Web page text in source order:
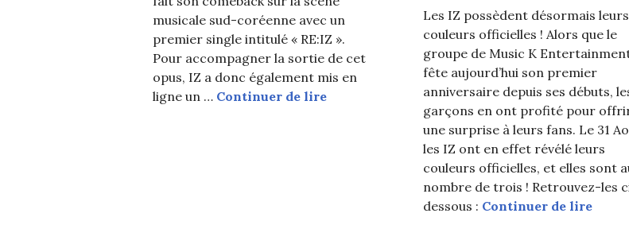
musicale sud-coréenne avec un
premier single intitulé « RE:IZ ».
Pour accompagner la sortie de cet
opus, IZ a donc également mis en
ligne un … Continuer de lireIZ fait son comeback avec le MV de « EDEN »
Les IZ possèdent désormais leurs
couleurs officielles ! Alors que le
groupe de Music K
fête aujourd’hui son premier
anniversaire depuis ses débuts,
garçons en ont profité pour
une surprise à leurs fans. Le 31
les IZ ont en effet révélé leurs
couleurs officielles, et elles sont
nombre de trois ! Retrouvez-les
dessous : Continuer de lireIZ